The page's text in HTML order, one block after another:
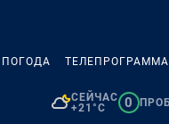
ПОГОДА ТЕЛЕПРОГРАММА
СЕЙЧАС
+21°C
0